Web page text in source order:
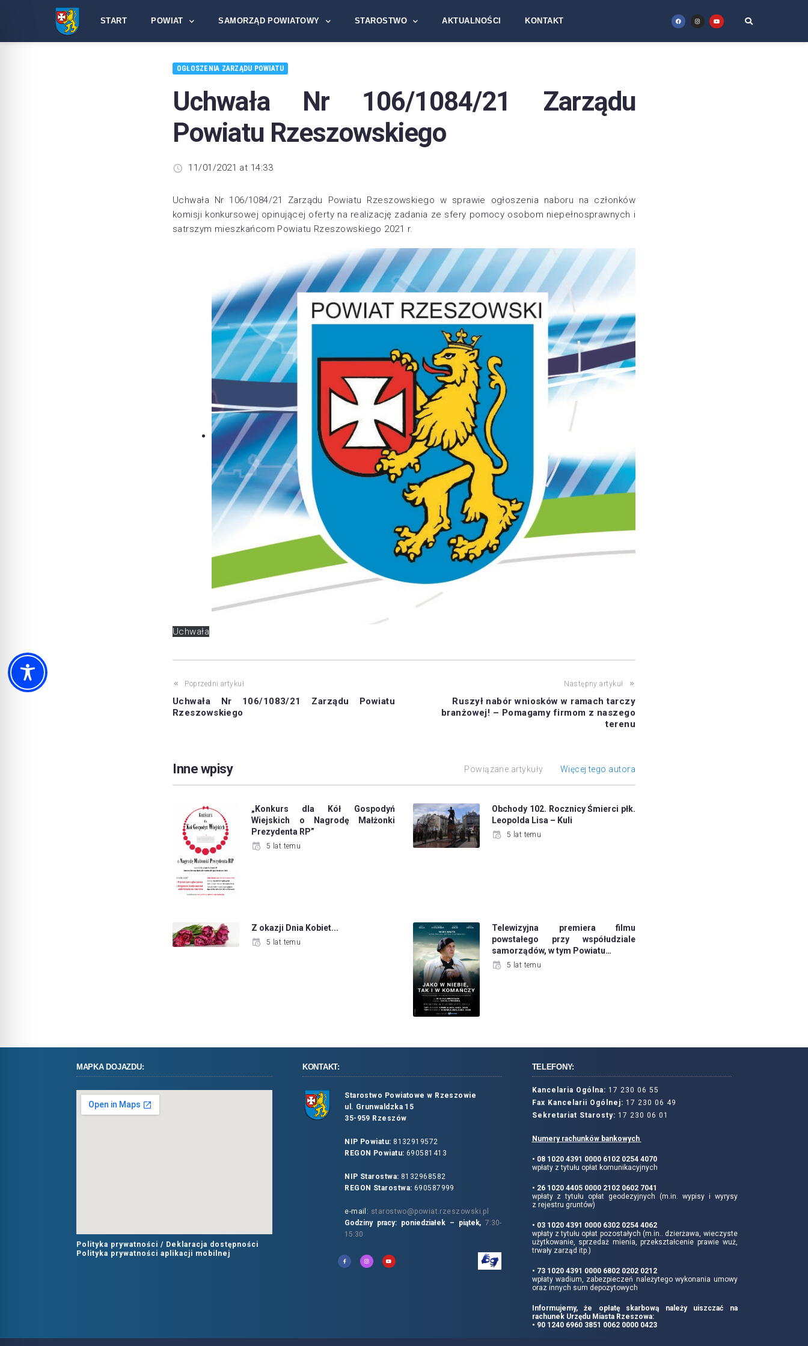
START POWIAT SAMORZĄD POWIATOWY STAROSTWO AKTUALNOŚCI KONTAKT
OGŁOSZENIA ZARZĄDU POWIATU
Uchwała Nr 106/1084/21 Zarządu
Powiatu Rzeszowskiego
11/01/2021 at 14:33
Uchwała Nr 106/1084/21 Zarządu Powiatu Rzeszowskiego w sprawie ogłoszenia naboru na członków
komisji konkursowej opinującej oferty na realizację zadania ze sfery pomocy osobom niepełnosprawnych i
satrszym mieszkańcom Powiatu Rzeszowskiego 2021 r.
Uchwała
Poprzedni artykuł
Uchwała Nr 106/1083/21 Zarządu Powiatu
Rzeszowskiego
Następny artykuł
Ruszył nabór wniosków w ramach tarczy
branżowej! – Pomagamy firmom z naszego
terenu
Inne wpisy Powiązane artykuły Więcej tego autora
„Konkurs dla Kół Gospodyń
Wiejskich o Nagrodę Małżonki
Prezydenta RP”
5 lat temu
Obchody 102. Rocznicy Śmierci płk.
Leopolda Lisa – Kuli
5 lat temu
Z okazji Dnia Kobiet...
5 lat temu
Telewizyjna premiera filmu
powstałego przy współudziale
samorządów, w tym Powiatu…
5 lat temu
MAPKA DOJAZDU:
Polityka prywatności / Deklaracja dostępności
Polityka prywatności aplikacji mobilnej
KONTAKT:
Starostwo Powiatowe w Rzeszowie
ul. Grunwaldzka 15
35-959 Rzeszów
NIP Powiatu: 8132919572
REGON Powiatu: 690581413
NIP Starostwa: 8132968582
REGON Starostwa: 690587999
e-mail: starostwo@powiat.rzeszowski.pl
Godziny pracy: poniedziałek – piątek,7:30-
15:30
TELEFONY:
Kancelaria Ogólna: 17 230 06 55
Fax Kancelarii Ogólnej: 17 230 06 49
Sekretariat Starosty: 17 230 06 01
Numery rachunków bankowych
• 08 1020 4391 0000 6102 0254 4070
wpłaty z tytułu opłat komunikacyjnych
• 26 1020 4405 0000 2102 0602 7041
wpłaty z tytułu opłat geodezyjnych (m.in. wypisy i wyrysy
z rejestru gruntów)
• 03 1020 4391 0000 6302 0254 4062
wpłaty z tytułu opłat pozostałych (m.in.. dzierżawa, wieczyste
użytkowanie, sprzedaż mienia, przekształcenie prawie wuż,
trwały zarząd itp.)
• 73 1020 4391 0000 6802 0202 0212
wpłaty wadium, zabezpieczeń należytego wykonania umowy
oraz innych sum depozytowych
Informujemy, że opłatę skarbową należy uiszczać na
rachunek Urzędu Miasta Rzeszowa:
• 90 1240 6960 3851 0062 0000 0423